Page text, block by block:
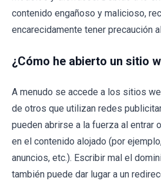
contenido engañoso y malicioso,
encarecidamente tener precaución
¿Cómo he abierto un sitio
A menudo se accede a los sitios
de otros que utilizan redes
pueden abrirse a la fuerza al entrar
en el contenido alojado (por
anuncios, etc.). Escribir mal el
también puede dar lugar a un